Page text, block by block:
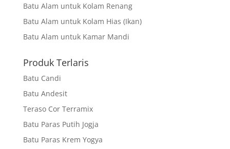
Batu Alam untuk Kolam Renang
Batu Alam untuk Kolam Hias (Ikan)
Batu Alam untuk Kamar Mandi
Produk Terlaris
Batu Candi
Batu Andesit
Teraso Cor Terramix
Batu Paras Putih Jogja
Batu Paras Krem Yogya